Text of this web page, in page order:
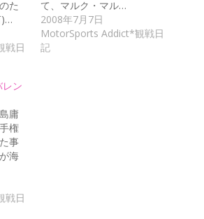
た
)…
戦日
て、マルク・マル…
2008年7月7日
MotorSports Addict*観戦日
記
ン
庸
権
事
海
戦日